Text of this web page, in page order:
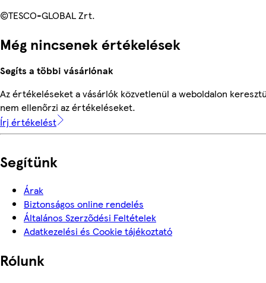
©TESCO-GLOBAL Zrt.
Még nincsenek értékelések
Segíts a többi vásárlónak
Az értékeléseket a vásárlók közvetlenül a weboldalon
nem ellenőrzi az értékeléseket.
Írj értékelést
Segítünk
Árak
Biztonságos online rendelés
Általános Szerződési Feltételek
Adatkezelési és Cookie tájékoztató
Rólunk